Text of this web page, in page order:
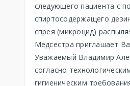
следующего пациента с
спиртосодержащего
спрея (микроцид)
Медсестра приглашает
Уважаемый Владимир
согласно
гигиеническим